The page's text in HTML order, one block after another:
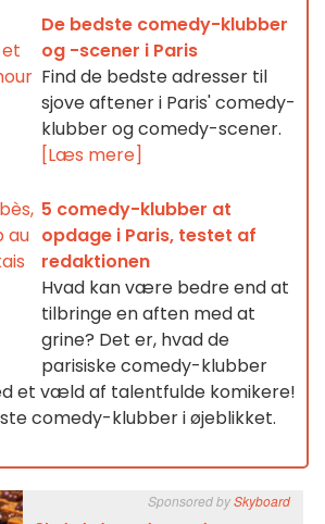
De bedste comedy-klubber
og -scener i Paris
Find de bedste adresser til
sjove aftener i Paris' comedy-
klubber og comedy-scener.
[Læs mere]
5 comedy-klubber at
opdage i Paris, testet af
redaktionen
Hvad kan være bedre end at
tilbringe en aften med at
grine? Det er, hvad de
parisiske comedy-klubber
et væld af talentfulde komikere!
comedy-klubber i øjeblikket.